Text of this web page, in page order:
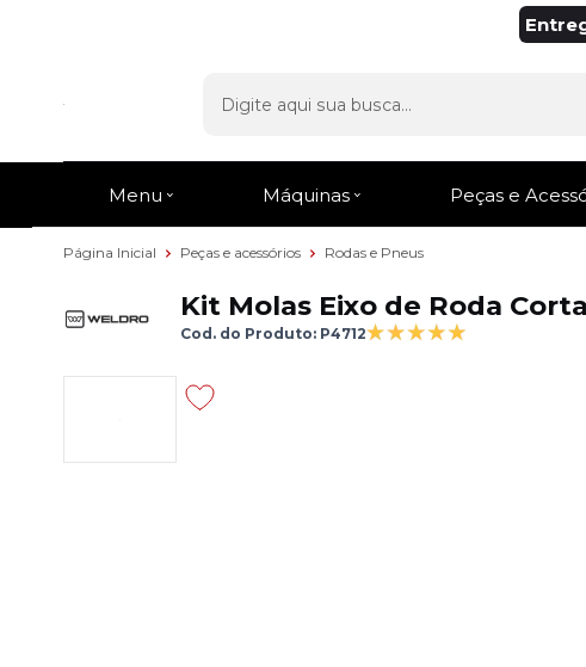
Menu Máquinas Peças e
Página Inicial Peças e acessórios Rodas e Pneus
Kit Molas Eixo de Roda
Cod. do Produto: P4712